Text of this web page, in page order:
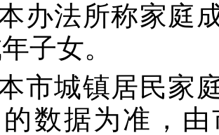
办法所称家庭
子女。
市城镇居民家
的数据为准，